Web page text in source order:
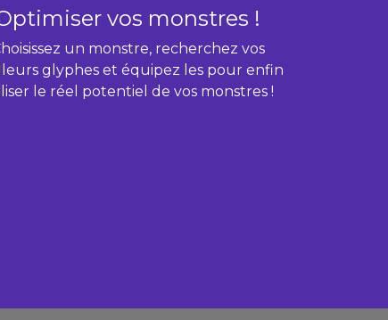
vos monstres !
un monstre, recherchez vos
glyphes et équipez les pour enfin
le réel potentiel de vos monstres !